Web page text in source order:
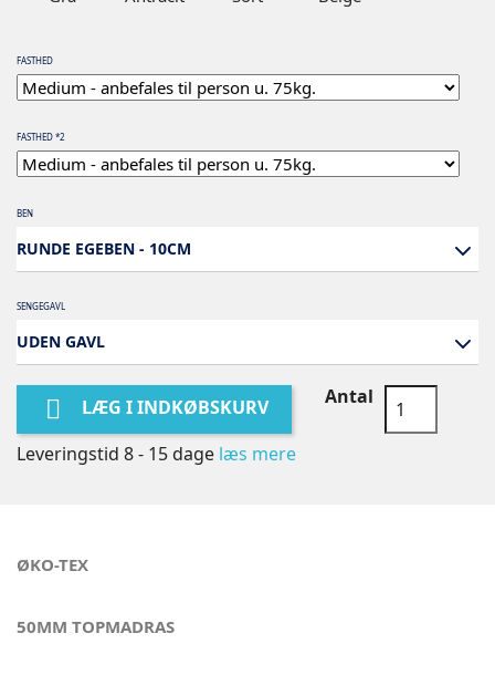
FASTHED
FASTHED *2
BEN
RUNDE EGEBEN - 10CM
SENGEGAVL
UDEN GAVL
 LÆG I INDKØBSKURV Antal
Leveringstid 8 - 15 dage læs mere
ØKO-TEX
50MM TOPMADRAS